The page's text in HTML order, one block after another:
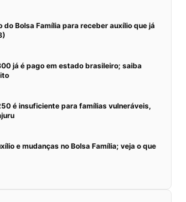
do Bolsa Família para receber auxílio que já
já é pago em estado brasileiro; saiba
é insuficiente para famílias vulneráveis,
e mudanças no Bolsa Família; veja o que